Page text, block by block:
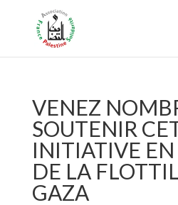
VENEZ
SOUTENIR
INITIATIVE EN
DE LA
GAZA